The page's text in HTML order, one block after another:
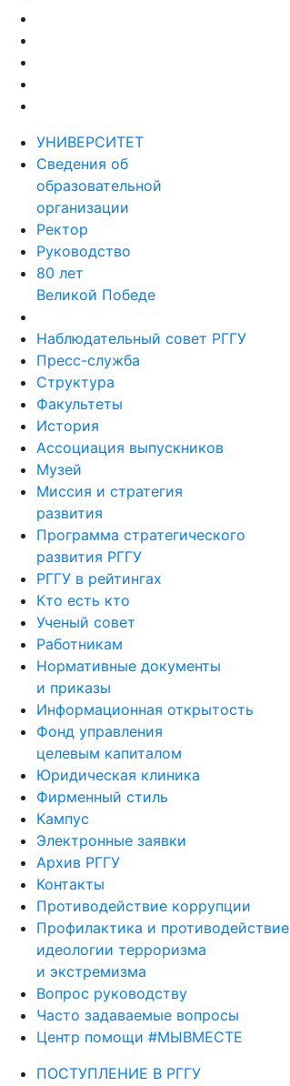
УНИВЕРСИТЕТ
Сведения об
образовательной
организации
Ректор
Руководство
80 лет
Великой Победе
Наблюдательный совет РГГУ
Пресс-служба
Структура
Факультеты
История
Ассоциация выпускников
Музей
Миссия и стратегия
развития
Программа стратегического
развития РГГУ
РГГУ в рейтингах
Кто есть кто
Ученый совет
Работникам
Нормативные документы
и приказы
Информационная открытость
Фонд управления
целевым капиталом
Юридическая клиника
Фирменный стиль
Кампус
Электронные заявки
Архив РГГУ
Контакты
Противодействие коррупции
Профилактика и противодействие
идеологии терроризма
и экстремизма
Вопрос руководству
Часто задаваемые вопросы
Центр помощи #МЫВМЕСТЕ
ПОСТУПЛЕНИЕ В РГГУ